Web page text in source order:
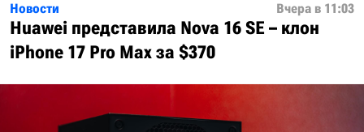
Новости Вчера в 11:03
Huawei представила Nova 16 SE – клон
iPhone 17 Pro Max за $370